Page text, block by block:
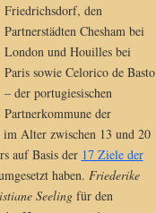
Friedrichsdorf, den
Partnerstädten Chesham bei
London und Houilles bei
Paris sowie Celorico de Basto
– der portugiesischen
Partnerkommune der
Alter zwischen 13 und 20
auf Basis der 17 Ziele der
haben. Friederike
Seelingfür den